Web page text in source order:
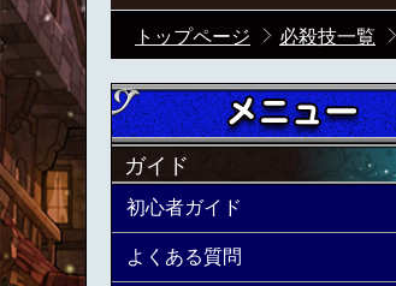
トップページ 必殺技一覧
ガイド
初心者ガイド
よくある質問